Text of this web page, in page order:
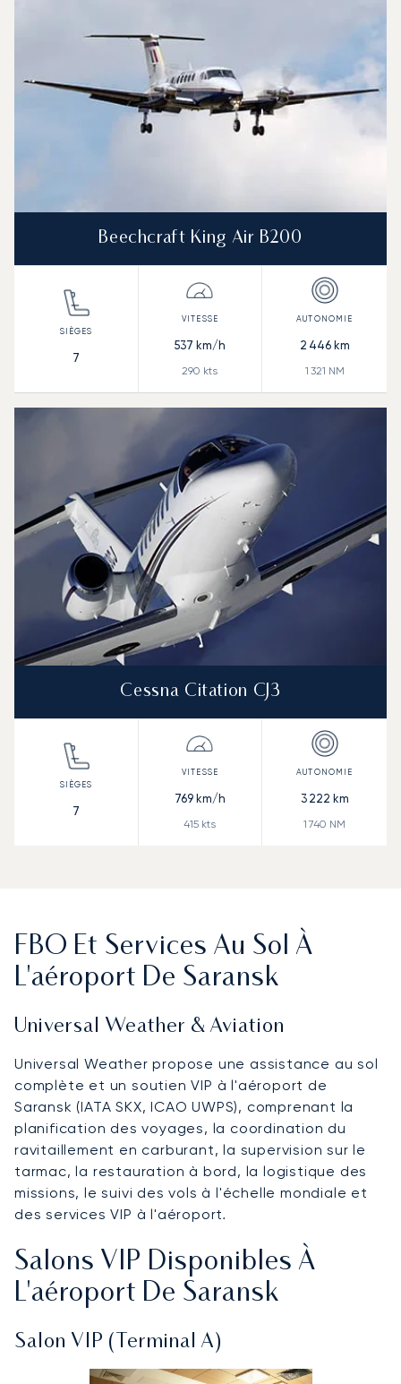
Beechcraft King Air B200
7
537 km/h
290 kts
2 446km
1 321 NM
Cessna Citation CJ3
7
769km/h
415 kts
3 222 km
1 740 NM
FBO Et Services Au Sol À
L'aéroport De Saransk
Universal Weather & Aviation
Universal Weather propose une assistance au sol
complète et un soutien VIP à l'aéroport de
Saransk (IATA SKX, ICAO UWPS), comprenant la
planification des voyages, la coordination du
ravitaillement en carburant, la supervision sur le
tarmac, la restauration à bord, la logistique des
missions, le suivi des vols à l'échelle mondiale et
des services VIP à l'aéroport.
Salons VIP Disponibles À
L'aéroport De Saransk
Salon VIP (Terminal A)